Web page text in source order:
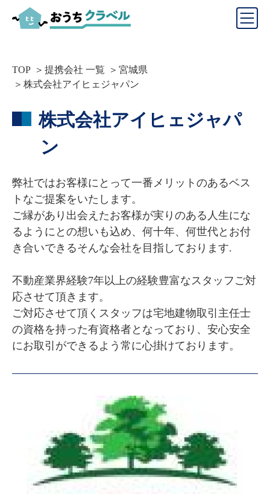
TOP 提携会社 一覧
宮城県
株式会社アイヒェジャパン
株式会社アイヒェジャパ
ン
弊社ではお客様にとって一番メリットのあるベス
トなご提案をいたします。
ご縁があり出会えたお客様が実りのある人生にな
るようにとの想いも込め、何十年、何世代とお付
き合いできるそんな会社を目指しております.
不動産業界経験7年以上の経験豊富なスタッフご対
応させて頂きます。
ご対応させて頂くスタッフは宅地建物取引主任士
の資格を持った有資格者となっており、安心安全
にお取引ができるよう常に心掛けております。